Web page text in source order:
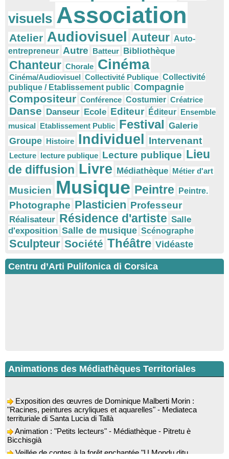
visuels Association
Atelier Audiovisuel Auteur Auto-
entrepreneur Autre Batteur Bibliothèque
Chanteur Chorale Cinéma
Cinéma/Audiovisuel Collectivité Publique Collectivité
publique / Etablissement public Compagnie
Compositeur Conférence Costumier Créatrice
Danse Danseur Ecole Editeur Éditeur Ensemble
musical Etablissement Public Festival Galerie
Groupe Histoire Individuel Intervenant
Lecture lecture publique Lecture publique Lieu
de diffusion Livre Médiathèque Métier d'art
Musicien Musique Peintre Peintre.
Photographe Plasticien Professeur
Réalisateur Résidence d'artiste Salle
d'exposition Salle de musique Scénographe
Sculpteur Société Théâtre Vidéaste
Centru d’Arti Pulifonica di Corsica
Animations des Médiathèques Territoriales
"Racines, peintures acryliques et aquarelles" - Mediateca
territuriale di Santa Lucia di Tallà
Bicchisgià
Veillée de contes à la forêt enchantée "U Mondu ditu
mignuleddu" par la Caravane de Conteurs - Currà